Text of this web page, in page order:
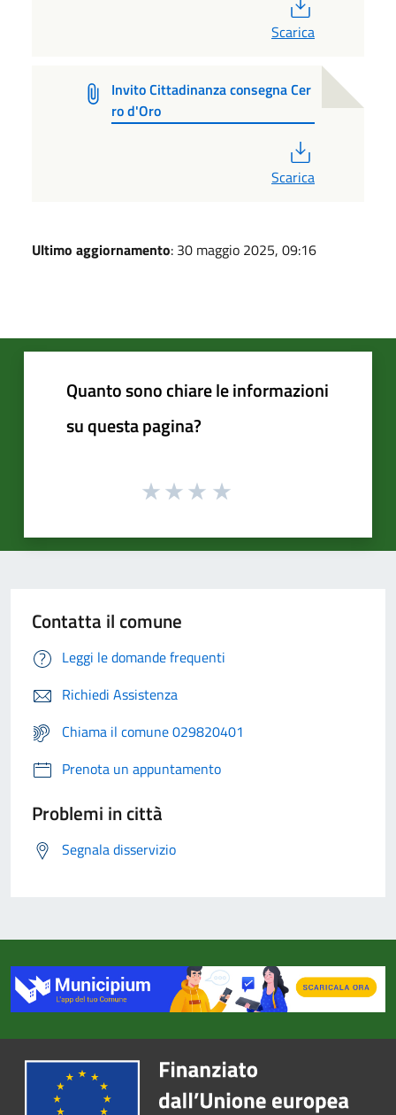
Scarica
Invito Cittadinanza consegna Cer
ro d'Oro
Scarica
Ultimo aggiornamento: 30 maggio 2025, 09:16
Quanto sono chiare le informazioni
su questa pagina?
Contatta il comune
Leggi le domande frequenti
Richiedi Assistenza
Chiama il comune 029820401
Prenota un appuntamento
Problemi in città
Segnala disservizio